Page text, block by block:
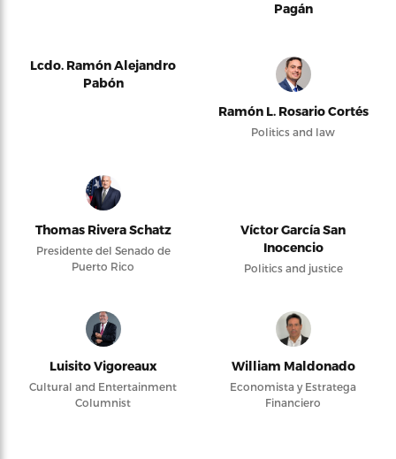
Pagán
Lcdo. Ramón Alejandro
Pabón
Ramón L. Rosario Cortés
Politics and law
Thomas Rivera Schatz
Presidente del Senado de
Puerto Rico
Víctor García San
Inocencio
Politics and justice
Luisito Vigoreaux
Cultural and Entertainment
Columnist
William Maldonado
Economista y Estratega
Financiero